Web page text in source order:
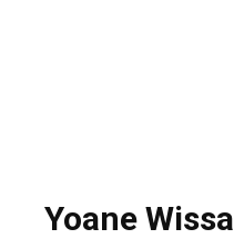
Yoane Wissa